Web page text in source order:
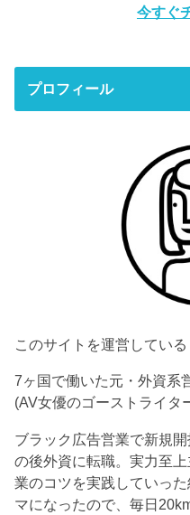
今すぐ
プロフィール
このサイトを運営している
7ヶ国で働いた元・外資系
(AV女優のゴーストライタ
ブラック広告営業で新規
の後外資に転職。実力至
業のコツを実践していっ
マになったので、毎日